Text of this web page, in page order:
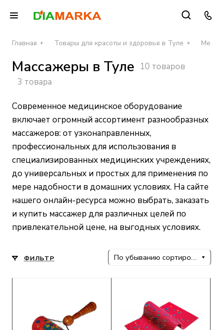
Главная Товары для красоты и здоровья в Туле
Массажеры в Туле
10 товаров
3 товара
Современное медицинское оборудование
включает огромный ассортимент разнообразных
массажеров: от узконаправленных,
профессиональных для использования в
специализированных медицинских учреждениях,
до универсальных и простых для применения по
мере надобности в домашних условиях. На сайте
нашего онлайн-ресурса можно выбрать, заказать
и купить массажер для различных целей по
привлекательной цене, на выгодных условиях.
ФИЛЬТР По убыванию сортировки